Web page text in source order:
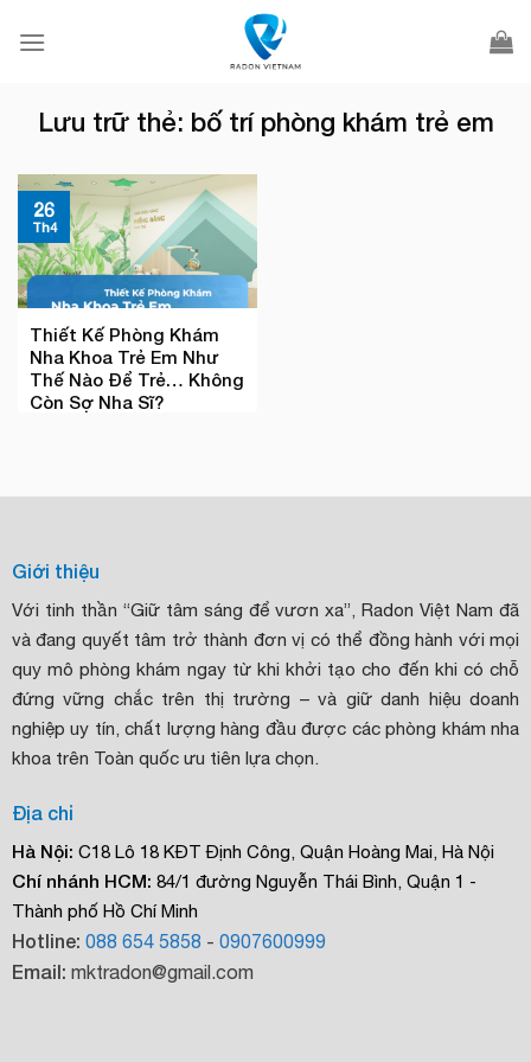
qua
Lưu trữ thẻ: bố trí phòng khám trẻ em
Thiết Kế Phòng Khám
Nha Khoa Trẻ Em Như
Thế Nào Để Trẻ… Không
Còn Sợ Nha Sĩ?
26
Th4
Giới thiệu
Với tinh thần “Giữ tâm sáng để vươn xa”, Radon Việt Nam đã
và đang quyết tâm trở thành đơn vị có thể đồng hành với mọi
quy mô phòng khám ngay từ khi khởi tạo cho đến khi có chỗ
đứng vững chắc trên thị trường – và giữ danh hiệu doanh
nghiệp uy tín, chất lượng hàng đầu được các phòng khám nha
khoa trên Toàn quốc ưu tiên lựa chọn.
Địa chỉ
Hà Nội: C18 Lô 18 KĐT Định Công, Quận Hoàng Mai, Hà Nội
Chí nhánh HCM: 84/1 đường Nguyễn Thái Bình, Quận 1 -
Thành phố Hồ Chí Minh
Hotline: 088 654 5858 - 0907600999
Email: mktradon@gmail.com